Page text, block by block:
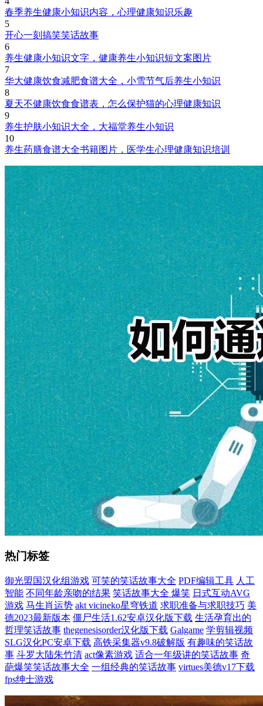
春季养生健康小知识内容，心理健康知识乐趣
5
开心一刻搞笑笑话故事
6
养生健康小知识文字，健康养生小知识短文案图片
7
华大健康饮食减肥食谱大全，小雪节气后养生小知识
8
夏天不健康饮食食谱表，怎么保护猫的心理健康知识
9
养生护肤小知识大全，大福堂养生小知识
10
养生药膳食谱大全书籍图片，医学生心理健康知识培训
热门标签
御光盟国汉化组游戏 可笑的笑话故事大全 PDF编辑工具 人工
智能 不同年龄亲吻的结果 笑话故事大全 爆笑 日式互动AVG
游戏 马生肖运势 akt vicineko星穹铁道 求职准备与求职技巧 美
德2023最新版本 僵尸生活1.62安卓汉化版下载 生活孕育出的
哲理笑话故事 thegenesisorder汉化版下载 Galgame 学剪辑视频
SLG汉化PC安卓下载 高铁采集器v9.8破解版 有趣味的笑话故
事 斗罗大陆朱竹清 act像素游戏 适合一年级讲的笑话故事 奇
葩爆笑笑话故事大全 一组经典的笑话故事 virtues美德v17下载
fps绅士游戏